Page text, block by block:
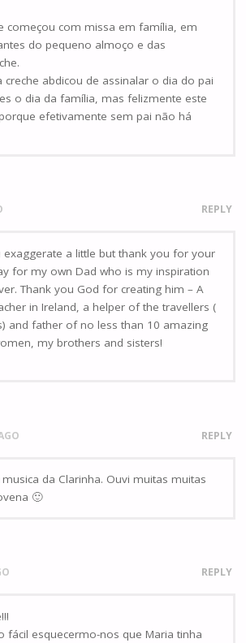
começou com missa em família, em
do pequeno almoço e das
abdicou de assinalar o dia do pai
o dia da família, mas felizmente este
efetivamente sem pai não há
REPLY
exaggerate a little but thank you for your
for my own Dad who is my inspiration
Thank you God for creating him – A
in Ireland, a helper of the travellers (
and father of no less than 10 amazing
my brothers and sisters!
REPLY
musica da Clarinha. Ouvi muitas muitas
🙂
REPLY
fácil esquecermo-nos que Maria tinha